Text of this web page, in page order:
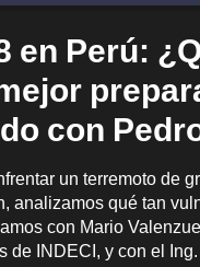
en Perú:
con
un terremoto de
analizamos qué tan
con Mario
de INDECI, y con el